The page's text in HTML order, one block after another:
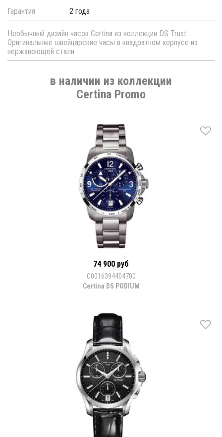
Гарантия
2 года
Необычный дизайн часов Certina из коллекции DS Trust.
Оригинальные швейцарские часы в квадратном корпусе из
нержавеющей стали.
в наличии из коллекции
Certina Promo
74 900 руб
C0016394404700
Certina DS PODIUM